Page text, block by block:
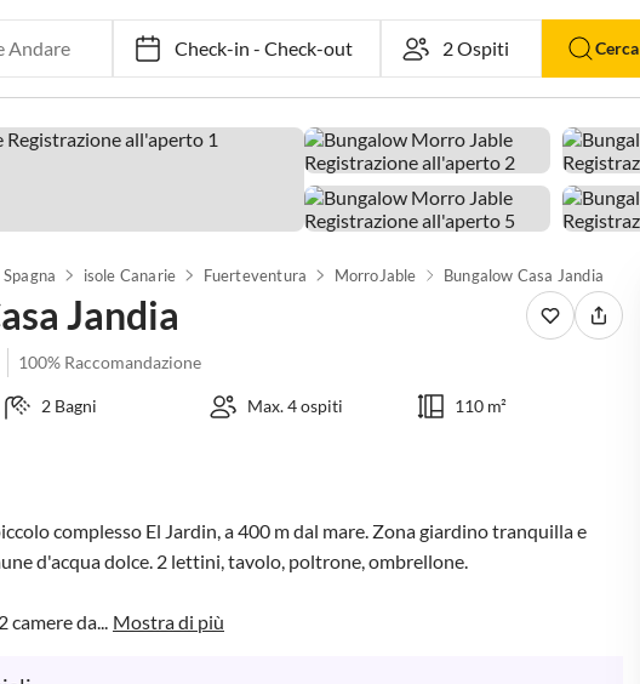
Check-in- Check-out Cerca
Spagna isole Canarie Fuerteventura MorroJable Bungalow Casa Jandia
Jandia
100% Raccomandazione
2 Bagni Max. 4 ospiti 110 m²
complesso El Jardin, a 400 m dal mare. Zona giardino tranquilla e
d'acqua dolce. 2 lettini, tavolo, poltrone, ombrellone.
camere da... Mostra di più